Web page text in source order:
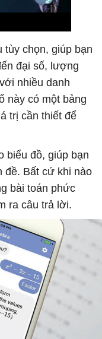
tùy chọn, giúp bạn
đại số, lượng
nhiều danh
này có một bảng
trị cần thiết để
biểu đồ, giúp bạn
đề. Bất cứ khi nào
bài toán phức
ra câu trả lời.